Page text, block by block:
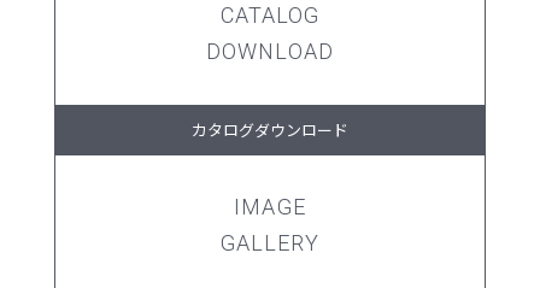
CATALOG
DOWNLOAD
カタログダウンロード
IMAGE
GALLERY